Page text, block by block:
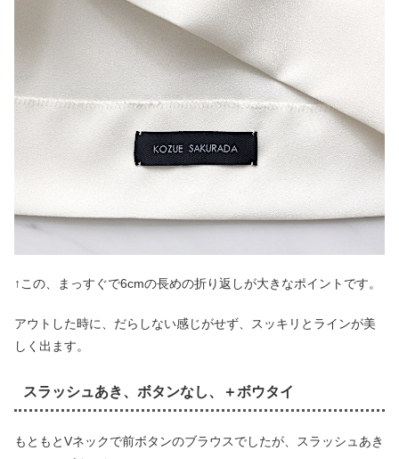
↑この、まっすぐで6cmの長めの折り返しが大きなポイントです。
アウトした時に、だらしない感じがせず、スッキリとラインが美
しく出ます。
スラッシュあき、ボタンなし、＋ボウタイ
もともとVネックで前ボタンのブラウスでしたが、スラッシュあき